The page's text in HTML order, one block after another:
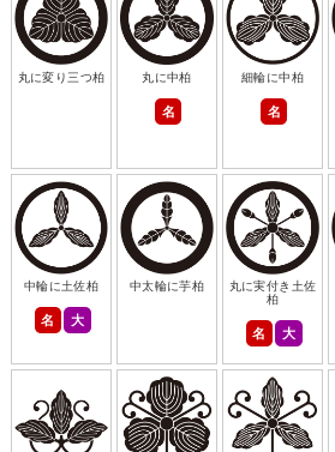
丸に変り三つ柏 丸に中柏
名
細輪に中柏
名
中輪に土佐柏
名 大
中太輪に芋柏
丸に実付き土佐
柏
名 大